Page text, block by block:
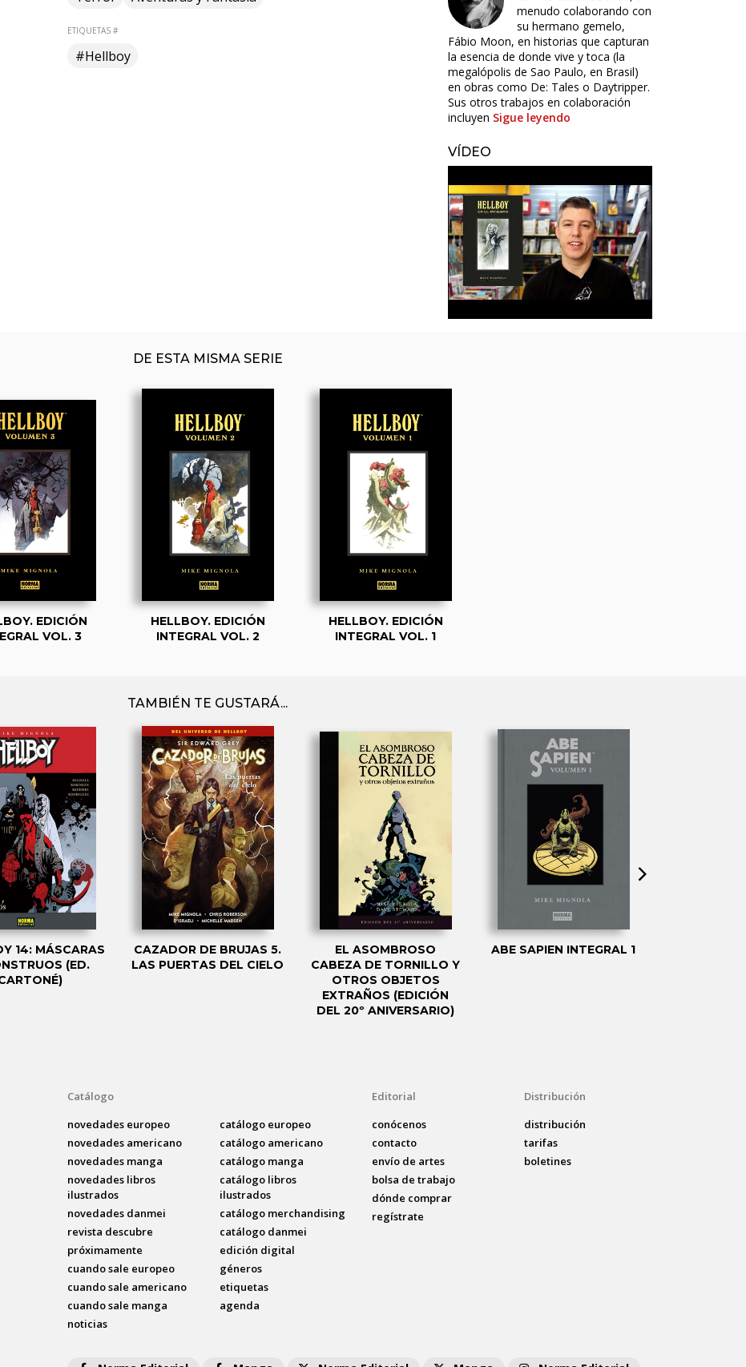
ETIQUETAS #
#Hellboy
menudo colaborando con
su hermano gemelo,
Fábio Moon, en historias que capturan
la esencia de donde vive y toca (la
megalópolis de Sao Paulo, en Brasil)
en obras como De: Tales o Daytripper.
Sus otros trabajos en colaboración
incluyen Sigue leyendo
VÍDEO
DE ESTA MISMA SERIE
EDICIÓN
VOL. 3
HELLBOY. EDICIÓN
INTEGRAL VOL. 2
HELLBOY. EDICIÓN
INTEGRAL VOL. 1
TAMBIÉN TE GUSTARÁ...
14: MÁSCARAS
(ED.
CAZADOR DE BRUJAS 5.
LAS PUERTAS DEL CIELO
EL ASOMBROSO
CABEZA DE TORNILLO Y
OTROS OBJETOS
EXTRAÑOS (EDICIÓN
DEL 20º ANIVERSARIO)
ABE SAPIEN INTEGRAL 1
Catálogo
novedades europeo
novedades americano
novedades manga
novedades libros
ilustrados
novedades danmei
revista descubre
próximamente
cuando sale europeo
cuando sale americano
cuando sale manga
noticias
catálogo europeo
catálogo americano
catálogo manga
catálogo libros
ilustrados
catálogo merchandising
catálogo danmei
edición digital
géneros
etiquetas
agenda
Editorial
conócenos
contacto
envío de artes
bolsa de trabajo
dónde comprar
regístrate
Distribución
distribución
tarifas
boletines